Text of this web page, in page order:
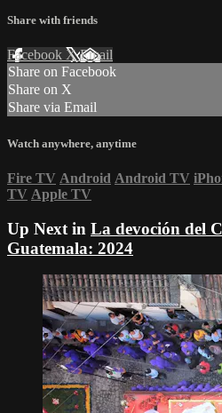
Share with friends
Facebook XEmail
Share on Facebook
Share on X
Share via Email
Watch anywhere, anytime
Fire TV Android Android TV
TV Apple TV
Up Next in La devoción del
Guatemala: 2024